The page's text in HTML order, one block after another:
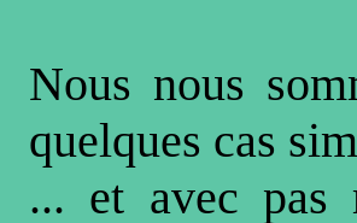
Nous nous
quelques cas
... et avec pas